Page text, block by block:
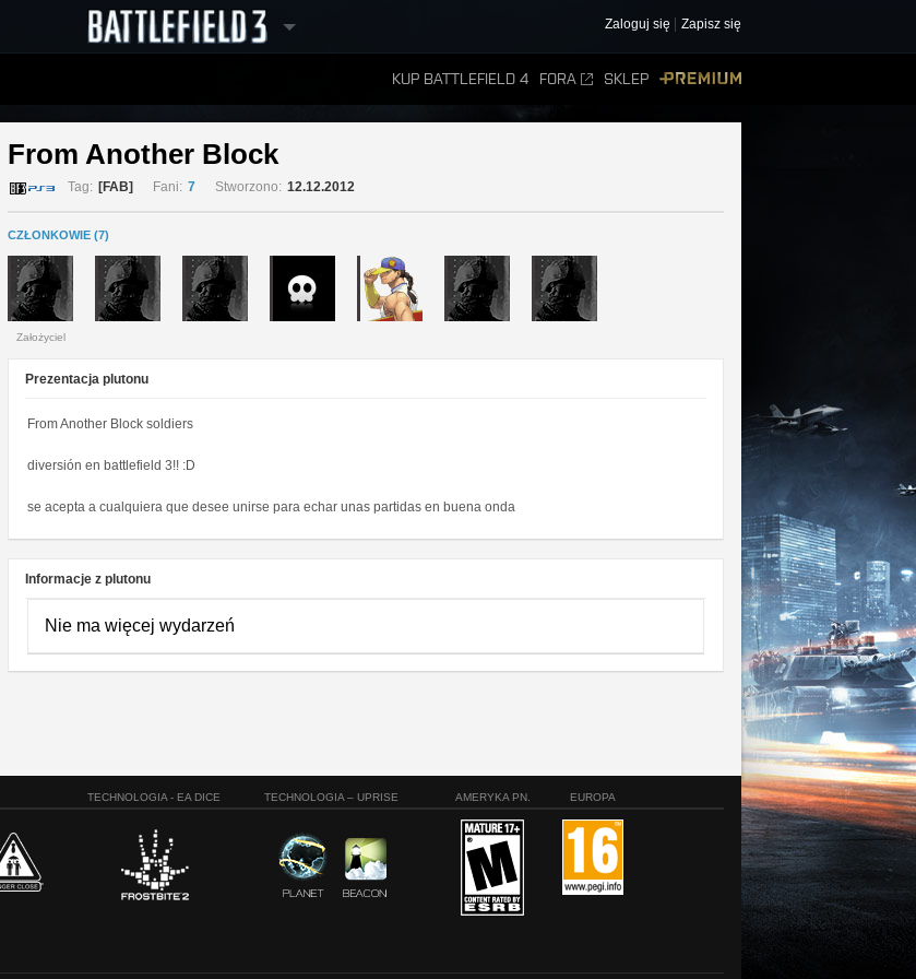
Zaloguj się Zapisz się
KUP BATTLEFIELD 4 FORA SKLEP
RANKINGI
From Another Block
Tag: [FAB] Fani: 7 Stworzono: 12.12.2012
CZŁONKOWIE (7)
Założyciel
Prezentacja plutonu
From Another Block soldiers
diversión en battlefield 3!! :D
se acepta a cualquiera que desee unirse para echar unas partidas en buena onda
Informacje z plutonu
Nie ma więcej wydarzeń
TECHNOLOGIA - EA DICE TECHNOLOGIA – UPRISE AMERYKA PN. EUROPA